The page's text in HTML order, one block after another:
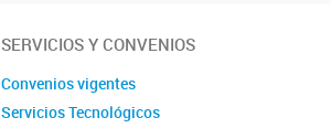
SERVICIOS Y CONVENIOS
Convenios vigentes
Servicios Tecnológicos